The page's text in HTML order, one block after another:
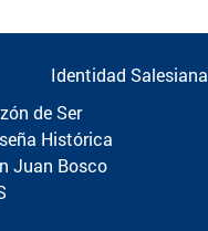
Identidad Salesiana
de Ser
Histórica
Juan Bosco